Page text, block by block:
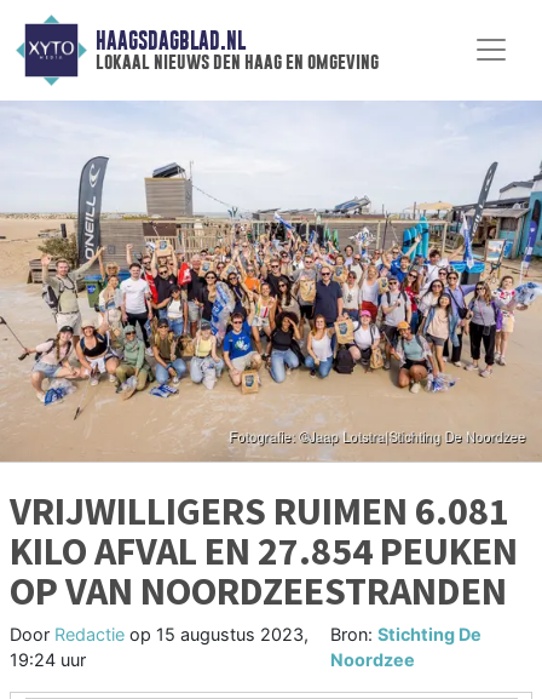
HAAGSDAGBLAD.NL
lokaal nieuws den haag en omgeving
VRIJWILLIGERS RUIMEN 6.081
KILO AFVAL EN 27.854 PEUKEN
OP VAN NOORDZEESTRANDEN
Door Redactie op 15 augustus 2023,
19:24 uur
Bron: Stichting De
Noordzee